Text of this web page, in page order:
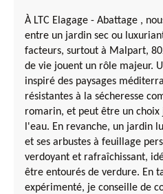
À LTC Elagage - Abattage ,
entre un jardin sec ou
facteurs, surtout à Malpart,
de vie jouent un rôle majeur.
inspiré des paysages
résistantes à la sécheresse
romarin, et peut être un
l'eau. En revanche, un jardin
et ses arbustes à feuillage
verdoyant et rafraîchissant,
être entourés de verdure. En
expérimenté, je conseille de